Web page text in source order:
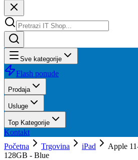
Sve kategorije
Flash ponude
Prodaja
Usluge
Top Kategorije
Kontakt
Početna
Trgovina iPad
Apple
128GB - Blue